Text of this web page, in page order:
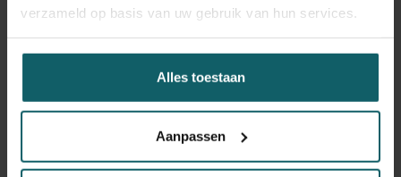
verzameld op basis van uw gebruik van hun services.
Alles toestaan
Aanpassen
België en de Bill & Melinda Gates Foundation.
WHO collaborating centres
Meer informatie over het ITG en slaapziekte